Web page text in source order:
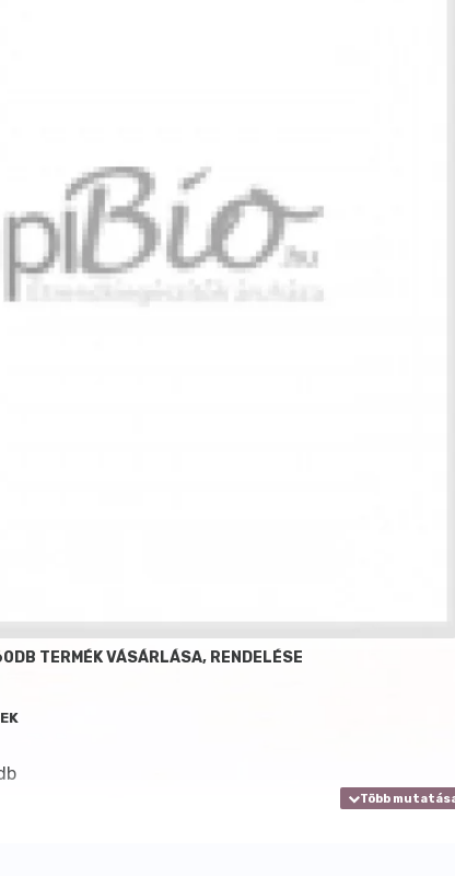
TERMÉK VÁSÁRLÁSA, RENDELÉSE